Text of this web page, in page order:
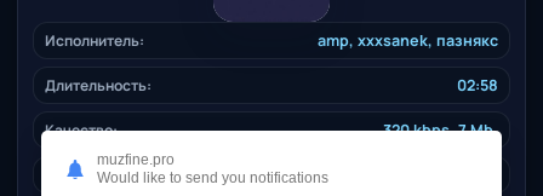
Исполнитель: amp, xxxsanek, пазнякс
Длительность: 02:58
Качество: 320 kbps, 7 Mb.
Дата релиза:
muzfine.pro
Would like to send you notifications